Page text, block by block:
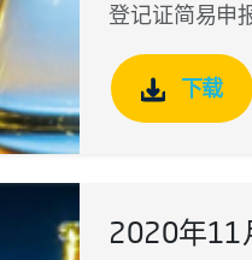
登记证简易申
下载
2020年11